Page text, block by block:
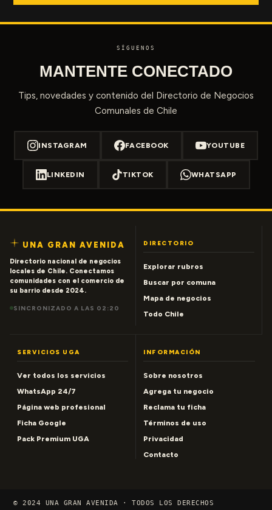
SÍGUENOS
MANTENTE CONECTADO
Tips, novedades y contenido del Directorio de Negocios
Comunales de Chile
INSTAGRAM FACEBOOK YOUTUBE
LINKEDIN TIKTOK WHATSAPP
UNA GRAN AVENIDA
Directorio nacional de negocios
locales de Chile. Conectamos
comunidades con el comercio de
su barrio desde 2024.
SINCRONIZADO A LAS 02:20
DIRECTORIO
Explorar rubros
Buscar por comuna
Mapa de negocios
Todo Chile
SERVICIOS UGA
Ver todos los servicios
WhatsApp 24/7
Página web profesional
Ficha Google
Pack Premium UGA
INFORMACIÓN
Sobre nosotros
Agrega tu negocio
Reclama tu ficha
Términos de uso
Privacidad
Contacto
© 2024 UNA GRAN AVENIDA · TODOS LOS DERECHOS